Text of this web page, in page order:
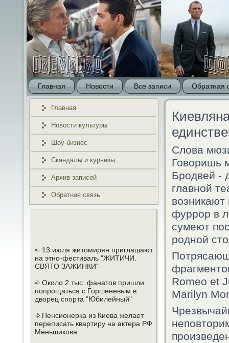
Главная Новости Все записи Обратная
Главная
Новости культуры
Шоу-бизнес
Скандалы и курьёзы
Архив записей
Обратная связь
13 июля житомирян приглашают
на этно-фестиваль "ЖИТИЧИ.
СВЯТО ЗАЖИНКИ"
Около 2 тыс. фанатов пришли
попрощаться с Горшеневым в
дворец спорта "Юбилейный"
Пенсионерка из Киева желает
переписать квартиру на актера РФ
Меньшикова
Слова
Говоришь
Бродвей -
главной
фуррор в
сумеют
родной
Romeo et
Marilyn